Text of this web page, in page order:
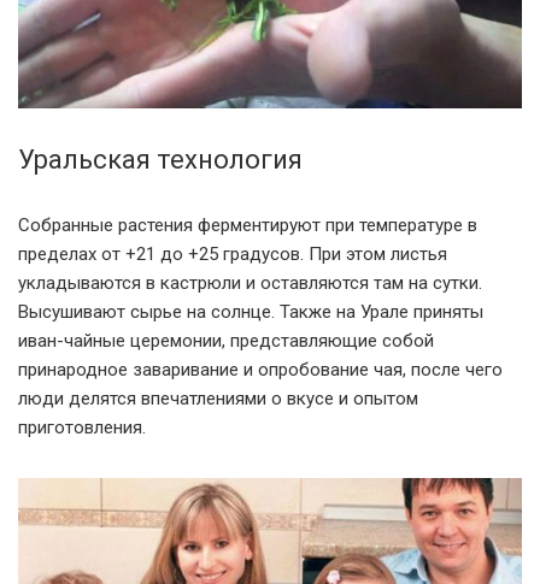
Уральская технология
Собранные растения ферментируют при температуре в
пределах от +21 до +25 градусов. При этом листья
укладываются в кастрюли и оставляются там на сутки.
Высушивают сырье на солнце. Также на Урале приняты
иван-чайные церемонии, представляющие собой
принародное заваривание и опробование чая, после чего
люди делятся впечатлениями о вкусе и опытом
приготовления.